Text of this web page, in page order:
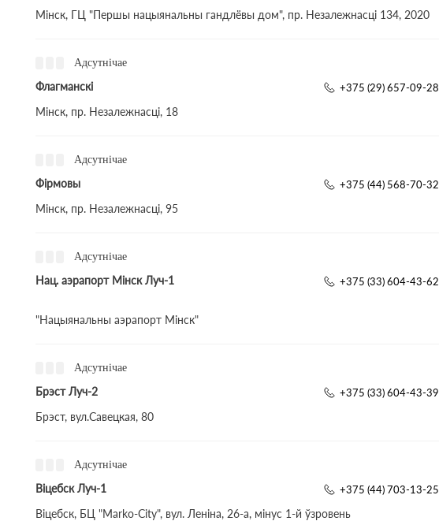
Мінск, ГЦ "Першы нацыянальны гандлёвы дом", пр. Незалежнасці 134, 2020
Адсутнічае
Флагманскі +375 (29) 657-09-28
Мінск, пр. Незалежнасці, 18
Адсутнічае
Фірмовы +375 (44) 568-70-32
Мінск, пр. Незалежнасці, 95
Адсутнічае
Нац. аэрапорт Мінск Луч-1 +375 (33) 604-43-62
"Нацыянальны аэрапорт Мінск"
Адсутнічае
Брэст Луч-2 +375 (33) 604-43-39
Брэст, вул.Савецкая, 80
Адсутнічае
Віцебск Луч-1 +375 (44) 703-13-25
Віцебск, БЦ "Marko-City", вул. Леніна, 26-а, мінус 1-й ўзровень